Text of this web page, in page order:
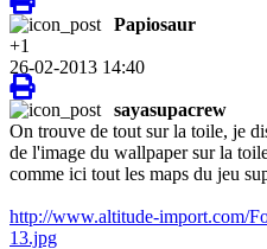
Papiosaur
+1
26-02-2013 14:40
sayasupacrew
On trouve de tout sur la toile, je
de l'image du wallpaper sur la
comme ici tout les maps du jeu
http://www.altitude-import.com/
13.jpg